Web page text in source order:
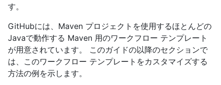
す。
GitHubには、Maven プロジェクトを使用するほとんどの
Javaで動作する Maven 用のワークフロー テンプレート
が用意されています。 このガイドの以降のセクションで
は、このワークフロー テンプレートをカスタマイズする
方法の例を示します。